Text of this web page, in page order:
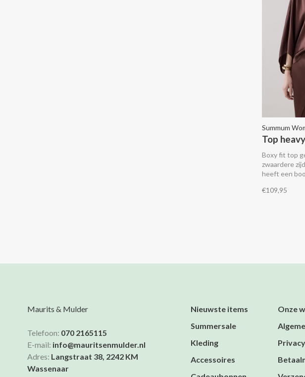
Summum
Top
Boxy fit top
zwaardere
heeft een
het met de
€109,95
Maurits & Mulder
Telefoon: 070 2165115
E-mail: info@mauritsenmulder.nl
Adres: Langstraat 38, 2242 KM
Wassenaar
Nieuwste items
Summersale
Kleding
Accessoires
Onze